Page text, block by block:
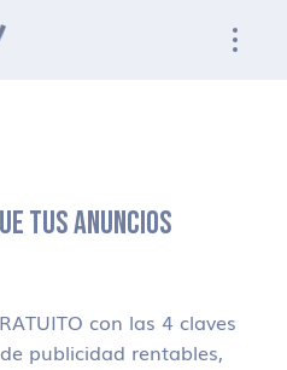
TUS ANUNCIOS
con las 4 claves
publicidad rentables,